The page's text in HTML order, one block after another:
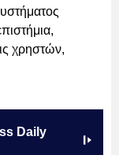
χρηστών,
Daily